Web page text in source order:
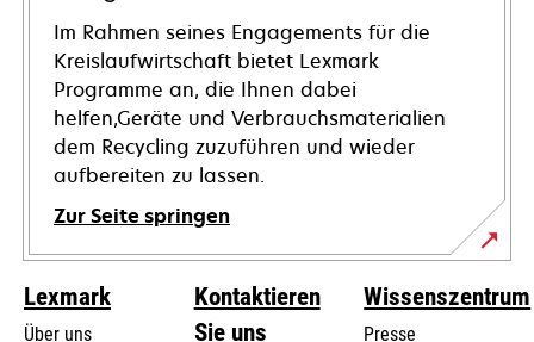
Im Rahmen seines Engagements für die
Kreislaufwirtschaft bietet Lexmark
Programme an, die Ihnen dabei
helfen,Geräte und Verbrauchsmaterialien
dem Recycling zuzuführen und wieder
aufbereiten zu lassen.
Zur Seite springen
Lexmark
Über uns
Kontaktieren
Sie uns
Wissenszentrum
Presse